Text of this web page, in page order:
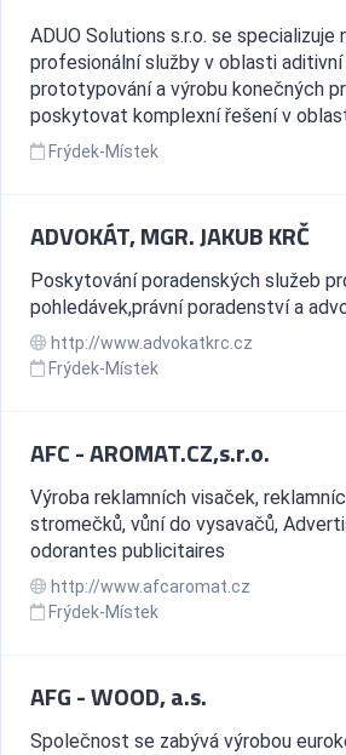
ADUO Solutions s.r.o. se specializuje
profesionální služby v oblasti aditivní
prototypování a výrobu konečných
poskytovat komplexní řešení v
Frýdek-Místek
ADVOKÁT, MGR. JAKUB KRČ
Poskytování poradenských služeb
pohledávek,právní poradenství a
http://www.advokatkrc.cz
Frýdek-Místek
AFC - AROMAT.CZ,s.r.o.
Výroba reklamních visaček,
stromečků, vůní do vysavačů,
odorantes publicitaires
http://www.afcaromat.cz
Frýdek-Místek
AFG - WOOD, a.s.
Společnost se zabývá výrobou